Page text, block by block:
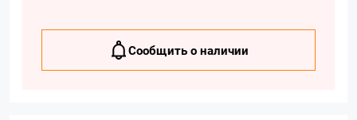
Сообщить о наличии